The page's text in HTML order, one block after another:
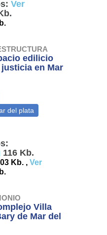
Ver
edilicio
en Mar
116 Kb.
Kb. ,Ver
Villa
de Mar del